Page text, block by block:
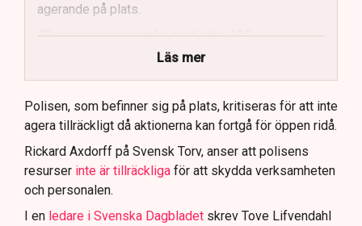
agerande på plats.
40 personer misstänks med cirka 120
brottsmisstankar kopplade.
Polisen använder drönare och uniformerad polis
för att dokumentera bevis.
Samtidigt är polisarbetet komplext när det gäller
att navigera juridiska rättigheter och gränser.
Läs mer
Polisen, som befinner sig på plats, kritiseras för att inte
agera tillräckligt då aktionerna kan fortgå för öppen ridå.
Rickard Axdorff på Svensk Torv, anser att polisens
resurser inte är tillräckliga för att skydda verksamheten
och personalen.
I en ledare i Svenska Dagbladet skrev Tove Lifvendahl